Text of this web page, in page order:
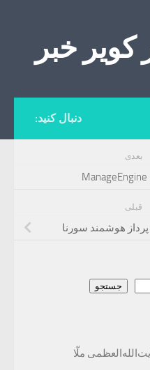
کویر خبر
دنبال کنید:
بعدی
قبلی
هوشمند سورنا
جستجو
ملّا